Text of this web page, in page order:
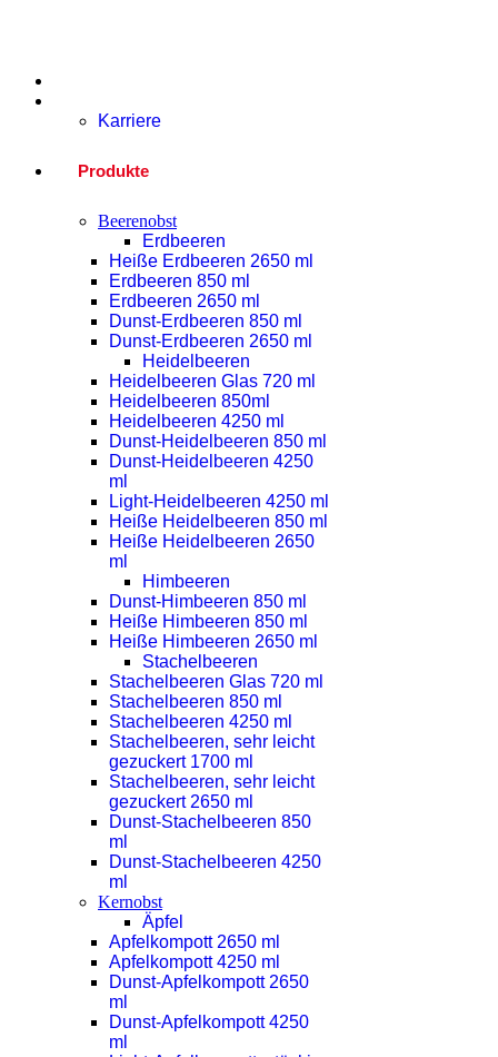
Karriere
Produkte
Beerenobst
Erdbeeren
Heiße Erdbeeren 2650 ml
Erdbeeren 850 ml
Erdbeeren 2650 ml
Dunst-Erdbeeren 850 ml
Dunst-Erdbeeren 2650 ml
Heidelbeeren
Heidelbeeren Glas 720 ml
Heidelbeeren 850ml
Heidelbeeren 4250 ml
Dunst-Heidelbeeren 850 ml
Dunst-Heidelbeeren 4250
ml
Light-Heidelbeeren 4250 ml
Heiße Heidelbeeren 850 ml
Heiße Heidelbeeren 2650
ml
Himbeeren
Dunst-Himbeeren 850 ml
Heiße Himbeeren 850 ml
Heiße Himbeeren 2650 ml
Stachelbeeren
Stachelbeeren Glas 720 ml
Stachelbeeren 850 ml
Stachelbeeren 4250 ml
Stachelbeeren, sehr leicht
gezuckert 1700 ml
Stachelbeeren, sehr leicht
gezuckert 2650 ml
Dunst-Stachelbeeren 850
ml
Dunst-Stachelbeeren 4250
ml
Kernobst
Äpfel
Apfelkompott 2650 ml
Apfelkompott 4250 ml
Dunst-Apfelkompott 2650
ml
Dunst-Apfelkompott 4250
ml